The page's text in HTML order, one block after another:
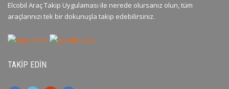
Elcobil Araç Takip Uygulaması ile nerede olursanız olun, tüm
araçlarınızı tek bir dokunuşla takip edebilirsiniz.
TAKIP EDIN